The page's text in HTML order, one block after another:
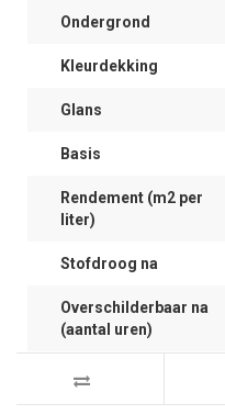
Ondergrond
Kleurdekking
Glans
Basis
Rendement (m2 per
liter)
Stofdroog na
Overschilderbaar na
(aantal uren)